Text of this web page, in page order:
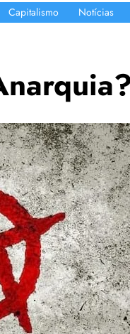
Capitalismo Notícias